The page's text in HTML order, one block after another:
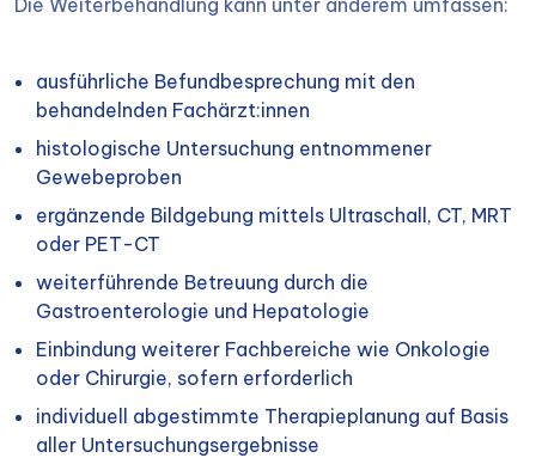
Die Weiterbehandlung kann unter anderem umfassen:
ausführliche Befundbesprechung mit den
behandelnden Fachärzt:innen
histologische Untersuchung entnommener
Gewebeproben
ergänzende Bildgebung mittels Ultraschall, CT, MRT
oder PET-CT
weiterführende Betreuung durch die
Gastroenterologie und Hepatologie
Einbindung weiterer Fachbereiche wie Onkologie
oder Chirurgie, sofern erforderlich
individuell abgestimmte Therapieplanung auf Basis
aller Untersuchungsergebnisse